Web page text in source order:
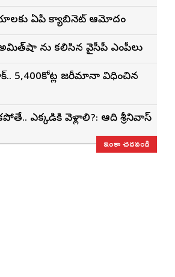
ఏపీ క్యాబినెట్ ఆమోదం
అమిత్‌షా ను కలిసిన వైసీపీ ఎంపీలు
5,400కోట్ల జరీమానా విధించిన
ఎక్కడికి వెళ్లాలి?: ఆది శ్రీనివాస్
ఇంకా చదవండి